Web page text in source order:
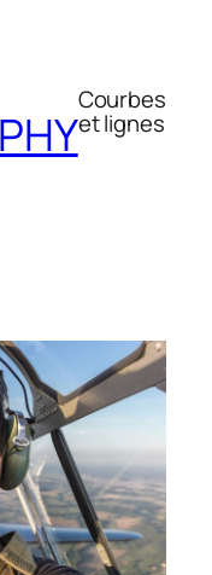
Courbes
et lignes